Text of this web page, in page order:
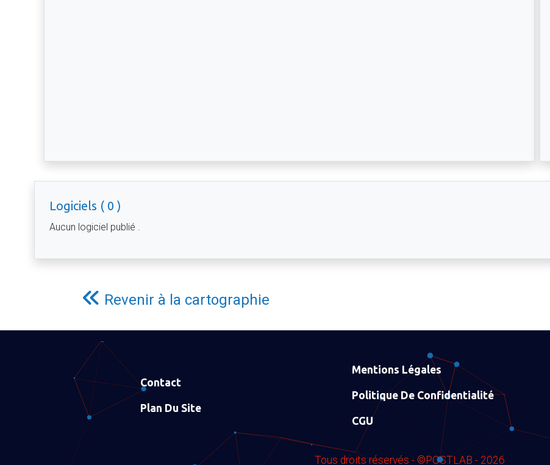
Logiciels ( 0 )
Aucun logiciel publié .
Revenir à la cartographie
Contact
Plan Du Site
Mentions Légales
Politique De Confidentialité
CGU
Tous droits réservés - ©POSTLAB - 2026